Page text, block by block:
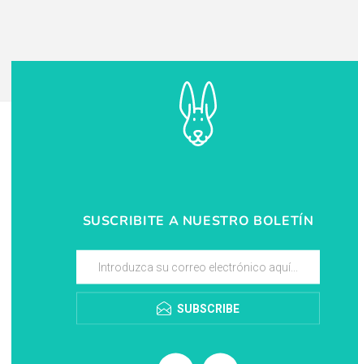
Set clip sujetador de chupetes JJ
$U 457 $U 1.204